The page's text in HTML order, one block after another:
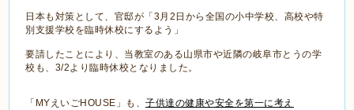
日本も対策として、官邸が「3月2日から全国の小中学校、高校や特
別支援学校を臨時休校にするよう」
要請したことにより、当教室のある山県市や近隣の岐阜市とうの学
校も、3/2より臨時休校となりました。
「MYえいごHOUSE」も、子供達の健康や安全を第一に考え